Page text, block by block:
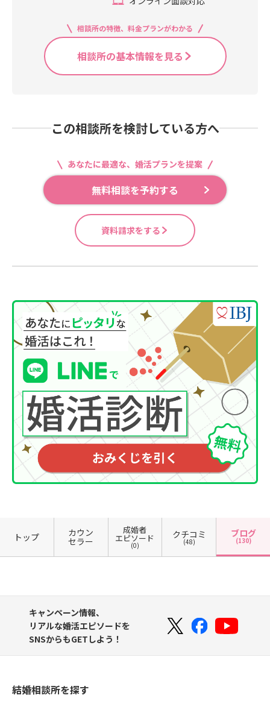
相談所の特徴、料金プランがわかる
相談所の基本情報を見る
この相談所を検討している方へ
あなたに最適な、婚活プランを提案
無料相談を予約する
資料請求をする
トップ カウン
セラー
成婚者
エピソード
(0)
クチコミ
(48)
ブログ
(130)
キャンペーン情報、
リアルな婚活エピソードを
SNSからもGETしよう！
結婚相談所を探す